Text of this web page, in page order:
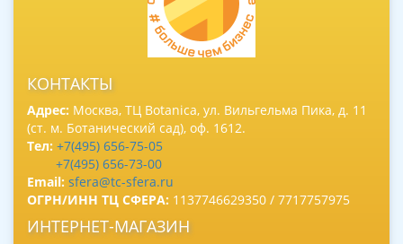
КОНТАКТЫ
Адрес: Москва, ТЦ Botanica, ул. Вильгельма Пика, д. 11
(ст. м. Ботанический сад), оф. 1612.
Тел: +7(495) 656-75-05
+7(495) 656-73-00
Email: sfera@tc-sfera.ru
ОГРН/ИНН ТЦ СФЕРА: 1137746629350 / 7717757975
ИНТЕРНЕТ-МАГАЗИН